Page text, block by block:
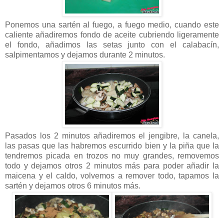
Ponemos una sartén al fuego, a fuego medio, cuando este
caliente añadiremos fondo de aceite cubriendo ligeramente
el fondo, añadimos las setas junto con el calabacín,
salpimentamos y dejamos durante 2 minutos.
Pasados los 2 minutos añadiremos el jengibre, la canela,
las pasas que las habremos escurrido bien y la piña que la
tendremos picada en trozos no muy grandes, removemos
todo y dejamos otros 2 minutos más para poder añadir la
maicena y el caldo, volvemos a remover todo, tapamos la
sartén y dejamos otros 6 minutos más.